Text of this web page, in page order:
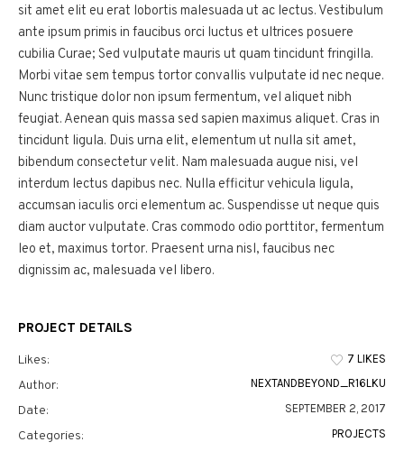
sit amet elit eu erat lobortis malesuada ut ac lectus. Vestibulum
ante ipsum primis in faucibus orci luctus et ultrices posuere
cubilia Curae; Sed vulputate mauris ut quam tincidunt fringilla.
Morbi vitae sem tempus tortor convallis vulputate id nec neque.
Nunc tristique dolor non ipsum fermentum, vel aliquet nibh
feugiat. Aenean quis massa sed sapien maximus aliquet. Cras in
tincidunt ligula. Duis urna elit, elementum ut nulla sit amet,
bibendum consectetur velit. Nam malesuada augue nisi, vel
interdum lectus dapibus nec. Nulla efficitur vehicula ligula,
accumsan iaculis orci elementum ac. Suspendisse ut neque quis
diam auctor vulputate. Cras commodo odio porttitor, fermentum
leo et, maximus tortor. Praesent urna nisl, faucibus nec
dignissim ac, malesuada vel libero.
PROJECT DETAILS
Likes: 7 LIKES
Author: NEXTANDBEYOND_R16LKU
Date: SEPTEMBER 2, 2017
Categories: PROJECTS